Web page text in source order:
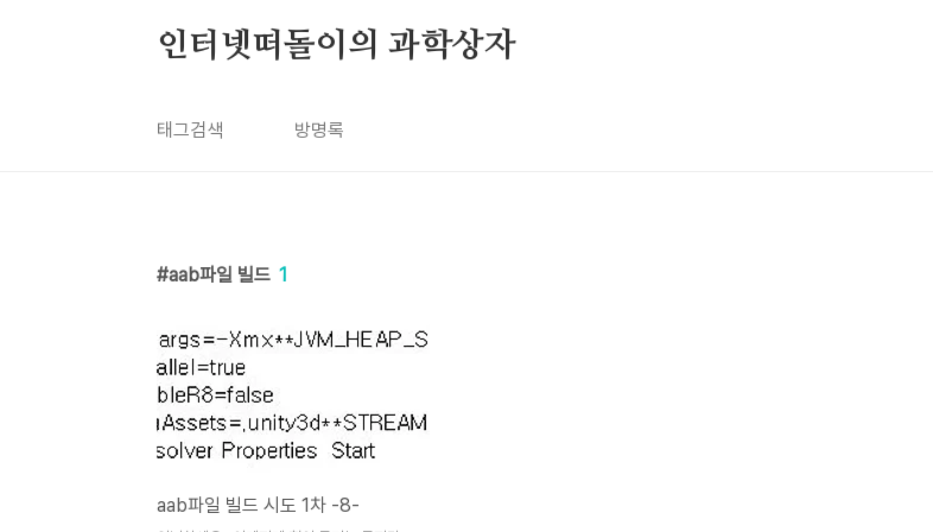
인터넷떠돌이의 과학상자
태그검색 방명록
aab파일 빌드 1
aab파일 빌드 시도 1차 -8-